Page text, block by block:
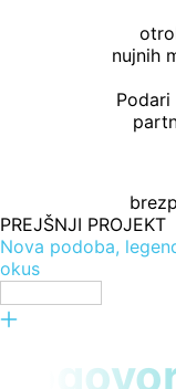
nujnih
PREJŠNJI PROJEKT
Nova podoba,
okus